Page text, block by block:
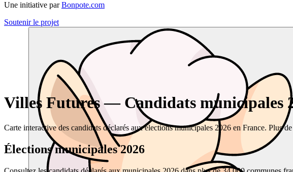
Une initiative par Bonpote.com
Soutenir le projet
Villes Futures — Candidats municipales
Carte interactive des candidats déclarés aux élections municipales 2026 en France. Plus
Élections municipales 2026